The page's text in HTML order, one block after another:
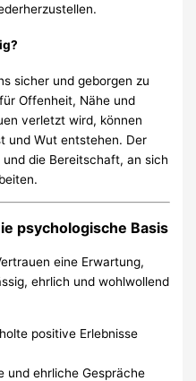
sicher und geborgen zu
Offenheit, Nähe und
verletzt wird, können
und Wut entstehen. Der
die Bereitschaft, an sich
psychologische Basis
eine Erwartung,
ehrlich und wohlwollend
positive Erlebnisse
und ehrliche Gespräche